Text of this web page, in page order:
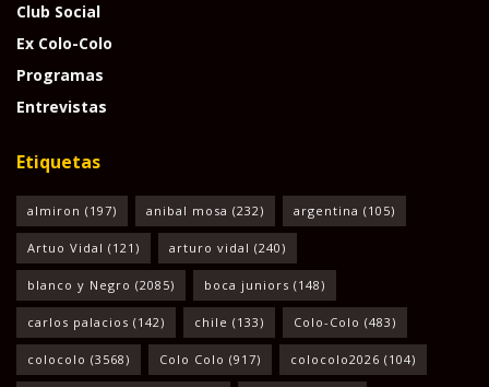
Club Social
Ex Colo-Colo
Programas
Entrevistas
Etiquetas
almiron (197) anibal mosa (232) argentina (105)
Artuo Vidal (121) arturo vidal (240)
blanco y Negro (2085) boca juniors (148)
carlos palacios (142) chile (133) Colo-Colo (483)
colocolo (3568) Colo Colo (917) colocolo2026 (104)